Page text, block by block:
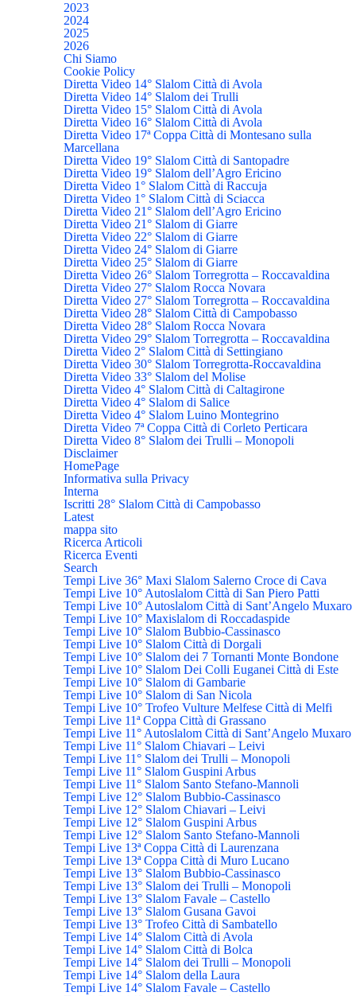
2023
2024
2025
2026
Chi Siamo
Cookie Policy
Diretta Video 14° Slalom Città di Avola
Diretta Video 14° Slalom dei Trulli
Diretta Video 15° Slalom Città di Avola
Diretta Video 16° Slalom Città di Avola
Diretta Video 17ª Coppa Città di Montesano sulla
Marcellana
Diretta Video 19° Slalom Città di Santopadre
Diretta Video 19° Slalom dell’Agro Ericino
Diretta Video 1° Slalom Città di Raccuja
Diretta Video 1° Slalom Città di Sciacca
Diretta Video 21° Slalom dell’Agro Ericino
Diretta Video 21° Slalom di Giarre
Diretta Video 22° Slalom di Giarre
Diretta Video 24° Slalom di Giarre
Diretta Video 25° Slalom di Giarre
Diretta Video 26° Slalom Torregrotta – Roccavaldina
Diretta Video 27° Slalom Rocca Novara
Diretta Video 27° Slalom Torregrotta – Roccavaldina
Diretta Video 28° Slalom Città di Campobasso
Diretta Video 28° Slalom Rocca Novara
Diretta Video 29° Slalom Torregrotta – Roccavaldina
Diretta Video 2° Slalom Città di Settingiano
Diretta Video 30° Slalom Torregrotta-Roccavaldina
Diretta Video 33° Slalom del Molise
Diretta Video 4° Slalom Città di Caltagirone
Diretta Video 4° Slalom di Salice
Diretta Video 4° Slalom Luino Montegrino
Diretta Video 7ª Coppa Città di Corleto Perticara
Diretta Video 8° Slalom dei Trulli – Monopoli
Disclaimer
HomePage
Informativa sulla Privacy
Interna
Iscritti 28° Slalom Città di Campobasso
Latest
mappa sito
Ricerca Articoli
Ricerca Eventi
Search
Tempi Live 36° Maxi Slalom Salerno Croce di Cava
Tempi Live 10° Autoslalom Città di San Piero Patti
Tempi Live 10° Autoslalom Città di Sant’Angelo Muxaro
Tempi Live 10° Maxislalom di Roccadaspide
Tempi Live 10° Slalom Bubbio-Cassinasco
Tempi Live 10° Slalom Città di Dorgali
Tempi Live 10° Slalom dei 7 Tornanti Monte Bondone
Tempi Live 10° Slalom Dei Colli Euganei Città di Este
Tempi Live 10° Slalom di Gambarie
Tempi Live 10° Slalom di San Nicola
Tempi Live 10° Trofeo Vulture Melfese Città di Melfi
Tempi Live 11ª Coppa Città di Grassano
Tempi Live 11° Autoslalom Città di Sant’Angelo Muxaro
Tempi Live 11° Slalom Chiavari – Leivi
Tempi Live 11° Slalom dei Trulli – Monopoli
Tempi Live 11° Slalom Guspini Arbus
Tempi Live 11° Slalom Santo Stefano-Mannoli
Tempi Live 12° Slalom Bubbio-Cassinasco
Tempi Live 12° Slalom Chiavari – Leivi
Tempi Live 12° Slalom Guspini Arbus
Tempi Live 12° Slalom Santo Stefano-Mannoli
Tempi Live 13ª Coppa Città di Laurenzana
Tempi Live 13ª Coppa Città di Muro Lucano
Tempi Live 13° Slalom Bubbio-Cassinasco
Tempi Live 13° Slalom dei Trulli – Monopoli
Tempi Live 13° Slalom Favale – Castello
Tempi Live 13° Slalom Gusana Gavoi
Tempi Live 13° Trofeo Città di Sambatello
Tempi Live 14° Slalom Città di Avola
Tempi Live 14° Slalom Città di Bolca
Tempi Live 14° Slalom dei Trulli – Monopoli
Tempi Live 14° Slalom della Laura
Tempi Live 14° Slalom Favale – Castello